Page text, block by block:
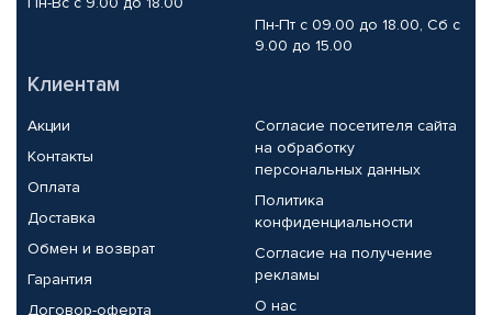
Пн-Пт с 09.00 до 18.00, Сб с
9.00 до 15.00
Клиентам
Акции
Контакты
Оплата
Доставка
Обмен и возврат
Гарантия
Договор-оферта
Согласие посетителя сайта
на обработку
персональных данных
Политика
конфиденциальности
Согласие на получение
рекламы
О нас